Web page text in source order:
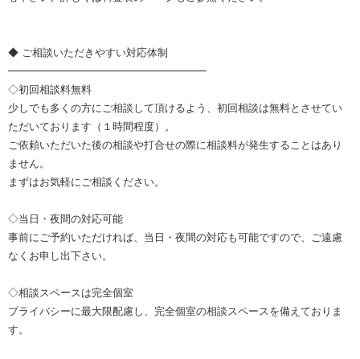
◆ ご相談いただきやすい対応体制
━━━━━━━━━━━━━━━━━━━
◇初回相談料無料
少しでも多くの方にご相談して頂けるよう、初回相談は無料とさせてい
ただいております（１時間程度）。
ご依頼いただいた後の相談や打合せの際に相談料が発生することはあり
ません。
まずはお気軽にご相談ください。
◇当日・夜間の対応可能
事前にご予約いただければ、当日・夜間の対応も可能ですので、ご遠慮
なくお申し出下さい。
◇相談スペースは完全個室
プライバシーに最大限配慮し、完全個室の相談スペースを備えておりま
す。